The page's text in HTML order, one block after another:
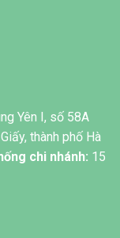
Yên I, số 58A
thành phố Hà
chi nhánh: 15